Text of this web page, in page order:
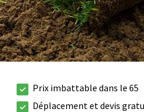
Prix imbattable dans le 65
Déplacement et devis